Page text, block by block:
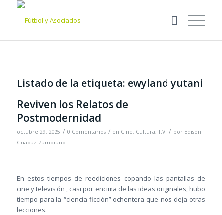
Listado de la etiqueta: ewyland yutani
Reviven los Relatos de
Postmodernidad
octubre 29, 2025 / 0 Comentarios / en Cine, Cultura,T.V. / por Edison
Guapaz Zambrano
En estos tiempos de reediciones copando las pantallas de
cine y televisión , casi por encima de las ideas originales, hubo
tiempo para la “ciencia ficción” ochentera que nos deja otras
lecciones.